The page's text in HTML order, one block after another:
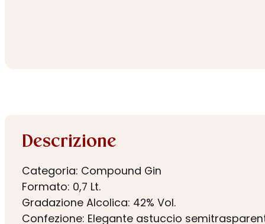
Descrizione
Categoria: Compound Gin
Formato: 0,7 Lt.
Gradazione Alcolica: 42% Vol.
Confezione: Elegante astuccio